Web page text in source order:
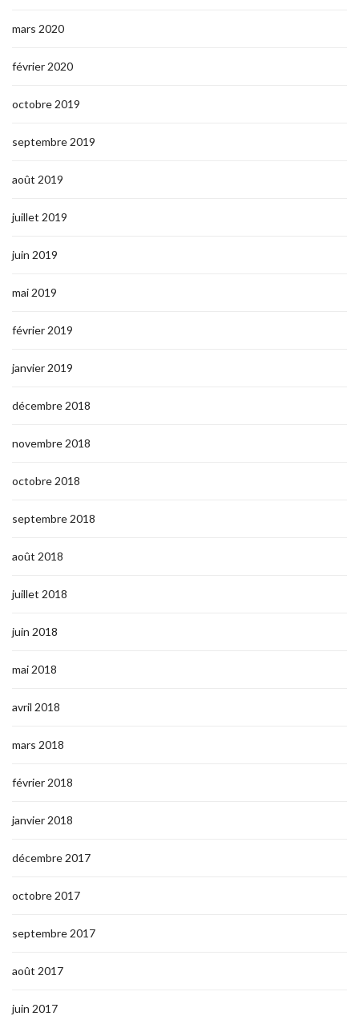
mars 2020
février 2020
octobre 2019
septembre 2019
août 2019
juillet 2019
juin 2019
mai 2019
février 2019
janvier 2019
décembre 2018
novembre 2018
octobre 2018
septembre 2018
août 2018
juillet 2018
juin 2018
mai 2018
avril 2018
mars 2018
février 2018
janvier 2018
décembre 2017
octobre 2017
septembre 2017
août 2017
juin 2017